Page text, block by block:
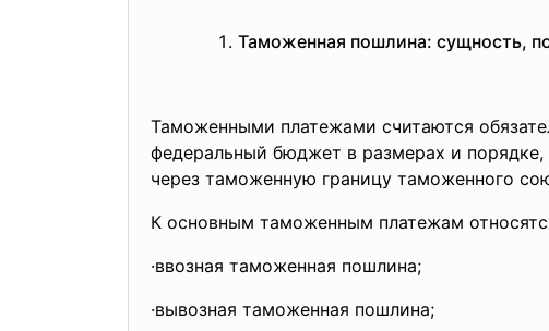
Таможенная пошлина: сущность,
Таможенными платежами считаются
федеральный бюджет в размерах и
через таможенную границу таможенного
К основным таможенным платежам
·ввозная таможенная пошлина;
·вывозная таможенная пошлина;